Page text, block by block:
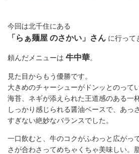
今回は北千住にある
「らぁ麺屋 のさかい」さん に行って
頼んだメニューは 牛中華。
見た目からもう優勝です。
大きめのチャーシューがドンッとのって
海苔、ネギが添えられた王道感のある一
しっかり感じられる醤油ベースで、あっ
すぎない絶妙なバランスでした。
一口飲むと、牛のコクがふわっと広がっ
さが合わさってめちゃくちゃ美味しい。